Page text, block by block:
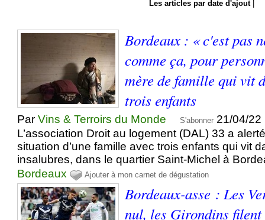
Les articles par date d'ajout|
Bordeaux : « c'est pas
comme ça, pour
mère de famille qui vit
trois enfants
ParVins & Terroirs du Monde S'abonner 21/04/22
L’association Droit au logement (DAL) 33 a
situation d’une famille avec trois enfants qui vit
insalubres, dans le quartier Saint-Michel à
Bordeaux
Ajouter à mon carnet de dégustation
Bordeaux-asse : Les
nul, les Girondins